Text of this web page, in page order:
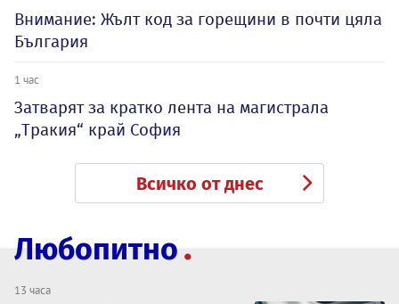
Внимание: Жълт код за горещини в почти цяла
България
1 час
Затварят за кратко лента на магистрала
„Тракия“ край София
Всичко от днес
Любопитно
13 часа